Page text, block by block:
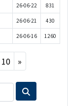
26-06-22 831
26-06-21 430
26-06-16 1260
10 »